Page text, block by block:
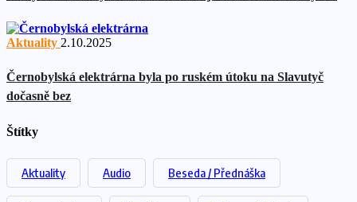
Aktuality 2.10.2025
Černobylská elektrárna byla po ruském útoku na Slavutyč
dočasně bez
Štítky
Aktuality Audio Beseda / Přednáška